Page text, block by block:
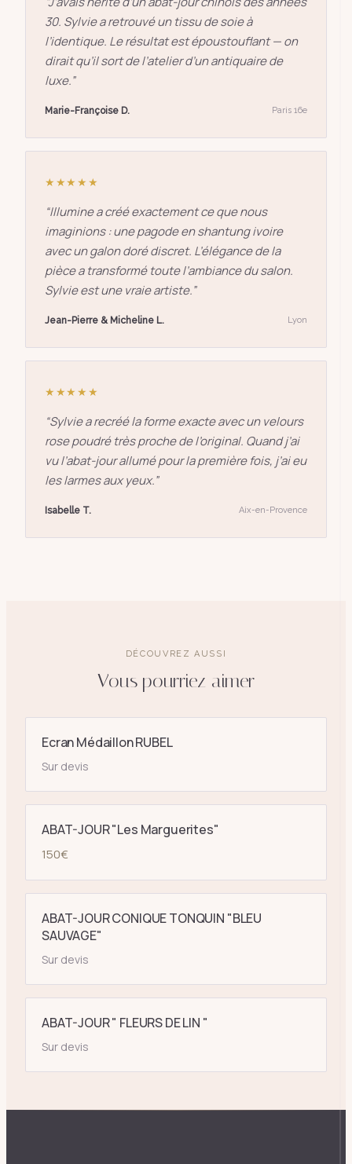
30. Sylvie a retrouvé un tissu de soie à
l’identique. Le résultat est époustouflant — on
dirait qu’il sort de l’atelier d’un antiquaire de
luxe.”
Marie-Françoise D. Paris 16e
★★★★★
“Illumine a créé exactement ce que nous
imaginions : une pagode en shantung ivoire
avec un galon doré discret. L’élégance de la
pièce a transformé toute l’ambiance du salon.
Sylvie est une vraie artiste.”
Jean-Pierre & Micheline L. Lyon
★★★★★
“Sylvie a recréé la forme exacte avec un velours
rose poudré très proche de l’original. Quand j’ai
vu l’abat-jour allumé pour la première fois, j’ai eu
les larmes aux yeux.”
Isabelle T. Aix-en-Provence
DÉCOUVREZ AUSSI
Vous pourriez aimer
Ecran Médaillon RUBEL
Sur devis
ABAT-JOUR "Les Marguerites"
150€
ABAT-JOUR CONIQUE TONQUIN "BLEU
SAUVAGE"
Sur devis
ABAT-JOUR " FLEURS DE LIN "
Sur devis